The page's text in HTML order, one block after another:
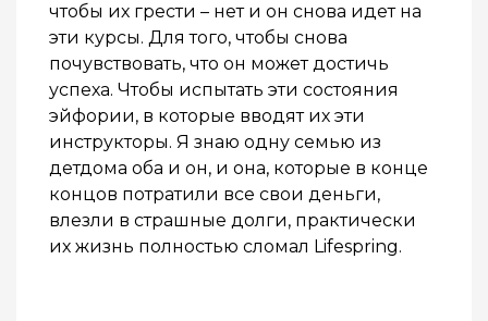
чтобы их грести – нет и он снова идет на
эти курсы. Для того, чтобы снова
почувствовать, что он может достичь
успеха. Чтобы испытать эти состояния
эйфории, в которые вводят их эти
инструкторы. Я знаю одну семью из
детдома оба и он, и она, которые в конце
концов потратили все свои деньги,
влезли в страшные долги, практически
их жизнь полностью сломал Lifespring.